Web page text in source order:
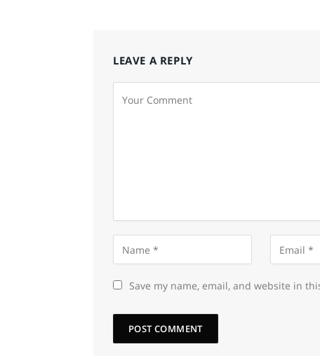
LEAVE A REPLY
Save my name, email, and website in